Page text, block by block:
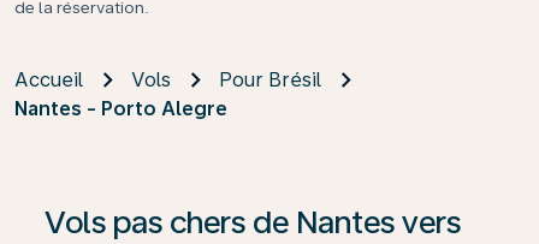
de la réservation.
Accueil Vols
Pour Brésil
Nantes - Porto Alegre
Vols pas chers de Nantes vers
Si aucun résultat n’est disponible, cliquez sur «